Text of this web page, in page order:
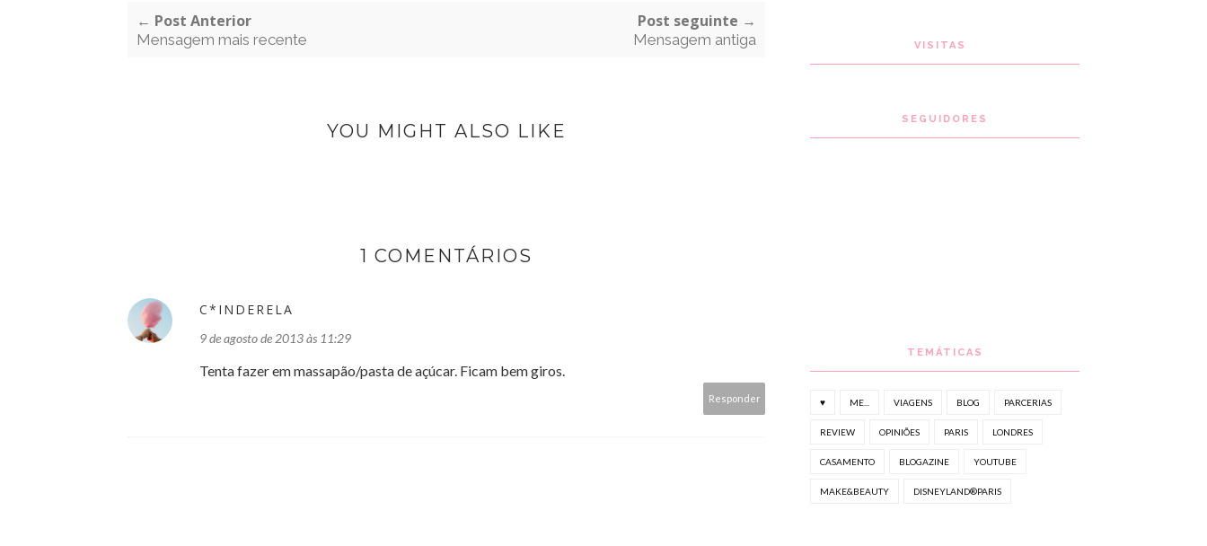
← Post Anterior
Mensagem mais recente
Post seguinte →
Mensagem antiga
YOU MIGHT ALSO LIKE
1 COMENTÁRIOS
C*INDERELA
9 de agosto de 2013 às 11:29
Tenta fazer em massapão/pasta de açúcar. Ficam bem giros.
Responder
VISITAS
SEGUIDORES
TEMÁTICAS
♥ ME... VIAGENS BLOG PARCERIAS
REVIEW OPINIÕES PARIS LONDRES
CASAMENTO BLOGAZINE YOUTUBE
MAKE&BEAUTY DISNEYLAND®PARIS